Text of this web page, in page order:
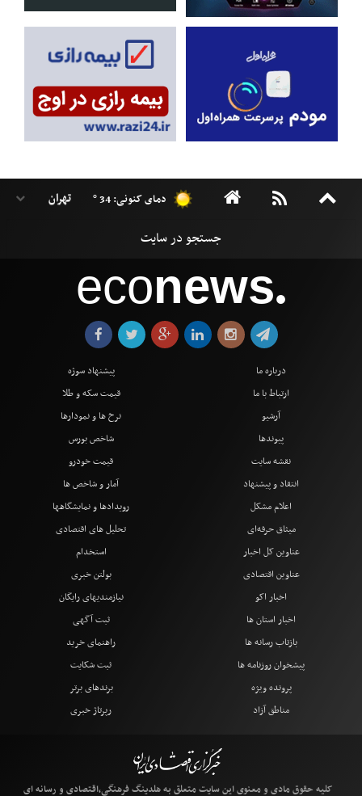
دمای کنونی: 34 °
econews●
درباره ما
ارتباط با ما
آرشیو
پیوندها
نقشه سایت
انتقاد و پیشنهاد
اعلام مشکل
میثاق حرفه‌ای
پیشنهاد سوژه
قیمت سکه و طلا
نرخ ها و نمودارها
شاخص بورس
قیمت خودرو
آمار و شاخص ها
رویدادها و نمایشگاهها
تحلیل های اقتصادی
عناوین کل اخبار
عناوین اقتصادی
اخبار اکو
اخبار استان ها
بازتاب رسانه ها
پیشخوان روزنامه ها
پرونده ویژه
مناطق آزاد
استخدام
بولتن خبری
نیازمندیهای رایگان
ثبت آگهی
راهنمای خرید
ثبت شکایت
برندهای برتر
رپرتاژ خبری
کلیه حقوق مادی و معنوی این سایت متعلق به هلدینگ فرهنگی،اقتصادی و رسانه ای